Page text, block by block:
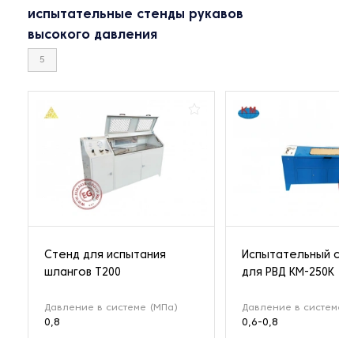
испытательные стенды рукавов
высокого давления
5
Стенд для испытания
шлангов T200
Давление в системе (МПа)
0,8
Испытательный
для РВД KM-250K
Давление в системе
0,6-0,8